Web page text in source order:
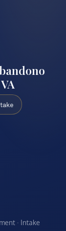
· Intake